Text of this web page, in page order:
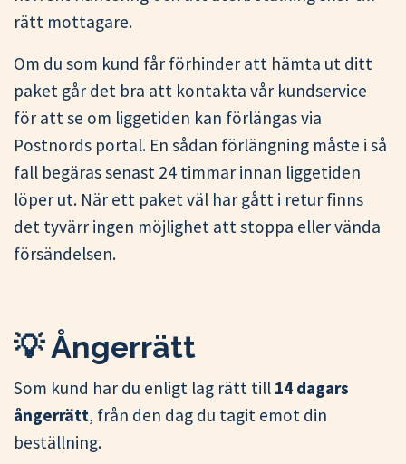
rätt mottagare.
Om du som kund får förhinder att hämta ut ditt
paket går det bra att kontakta vår kundservice
för att se om liggetiden kan förlängas via
Postnords portal. En sådan förlängning måste i så
fall begäras senast 24 timmar innan liggetiden
löper ut. När ett paket väl har gått i retur finns
det tyvärr ingen möjlighet att stoppa eller vända
försändelsen.
💡 Ångerrätt
Som kund har du enligt lag rätt till 14 dagars
ångerrätt, från den dag du tagit emot din
beställning.